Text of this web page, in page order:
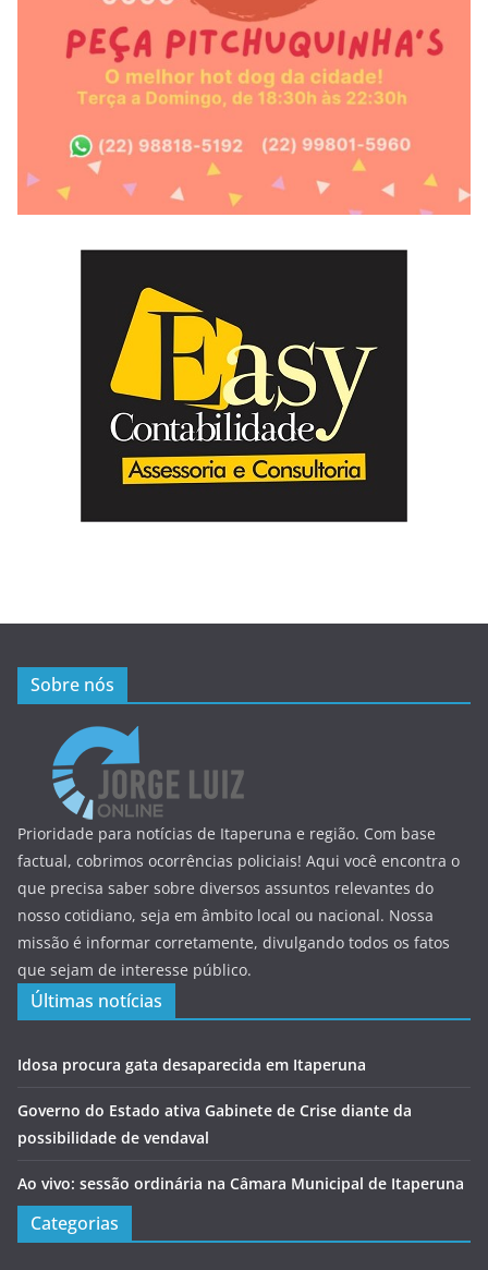
Sobre nós
Prioridade para notícias de Itaperuna e região. Com base
factual, cobrimos ocorrências policiais! Aqui você encontra o
que precisa saber sobre diversos assuntos relevantes do
nosso cotidiano, seja em âmbito local ou nacional. Nossa
missão é informar corretamente, divulgando todos os fatos
que sejam de interesse público.
Últimas notícias
Idosa procura gata desaparecida em Itaperuna
Governo do Estado ativa Gabinete de Crise diante da
possibilidade de vendaval
Ao vivo: sessão ordinária na Câmara Municipal de Itaperuna
Categorias